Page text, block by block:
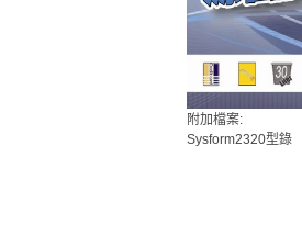
附加檔案:
Sysform2320型錄